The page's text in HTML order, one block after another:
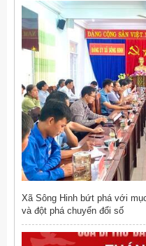
Xã Sông Hinh bứt phá với
và đột phá chuyển đổi số